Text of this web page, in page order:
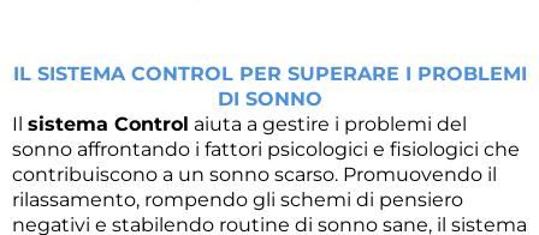
IL SISTEMA CONTROL PER SUPERARE I PROBLEMI
DI SONNO
Il sistema Control aiuta a gestire i problemi del
sonno affrontando i fattori psicologici e fisiologici che
contribuiscono a un sonno scarso. Promuovendo il
rilassamento, rompendo gli schemi di pensiero
negativi e stabilendo routine di sonno sane, il sistema